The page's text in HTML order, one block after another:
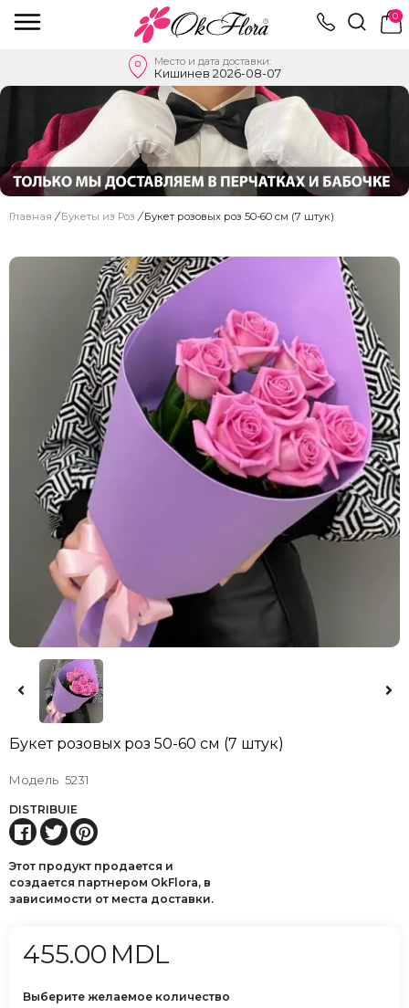
0
Место и дата доставки:
Кишинев 2026-08-07
Главная / Букеты из Роз / Букет розовых роз 50-60 см (7 штук)
Букет розовых роз 50-60 см (7 штук)
Модель 5231
DISTRIBUIE
Этот продукт продается и
создается партнером OkFlora, в
зависимости от места доставки.
455.00 MDL
Выберите желаемое количество